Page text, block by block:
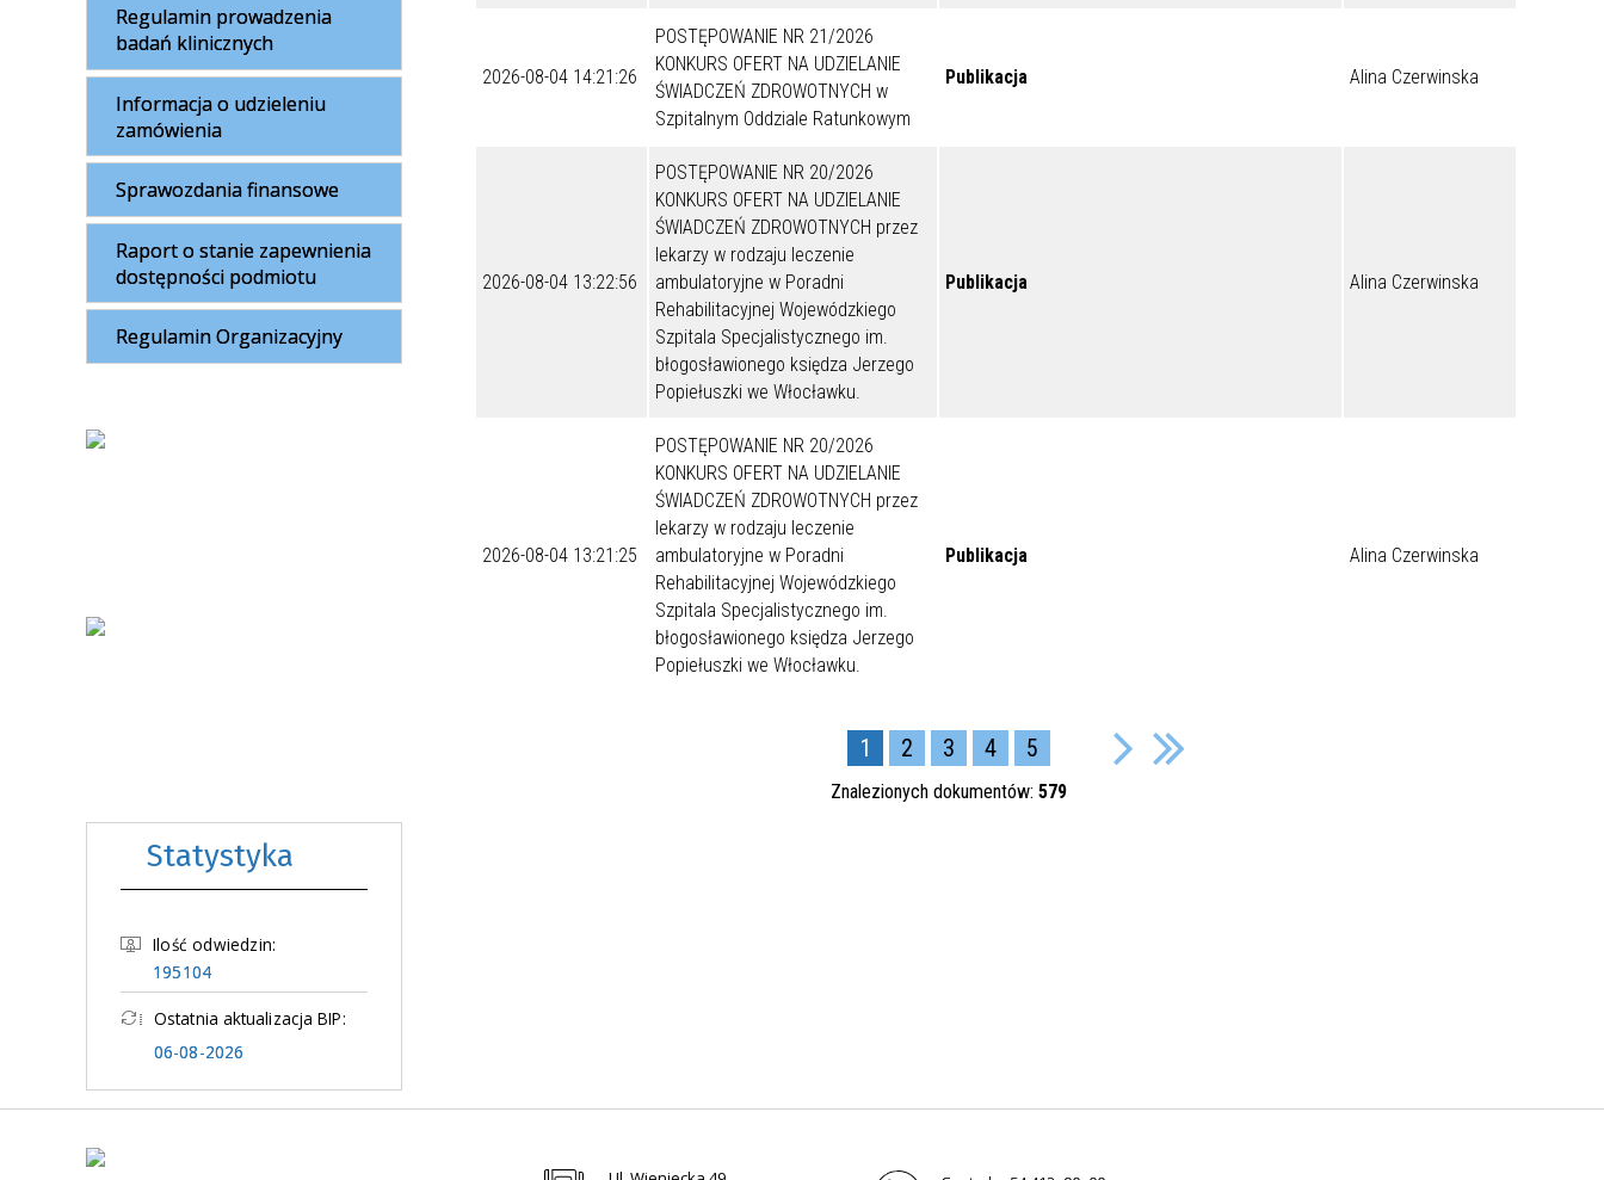
Regulamin prowadzenia
badań klinicznych
Informacja o udzieleniu
zamówienia
Sprawozdania finansowe
Raport o stanie zapewnienia
dostępności podmiotu
Regulamin Organizacyjny
Statystyka
Ilość odwiedzin:
195104
Ostatnia aktualizacja BIP:
06-08-2026
2026-08-04 14:21:26
POSTĘPOWANIE NR 21/2026
KONKURS OFERT NA UDZIELANIE
ŚWIADCZEŃ ZDROWOTNYCH w
Szpitalnym Oddziale Ratunkowym
Publikacja Alina Czerwinska
2026-08-04 13:22:56
POSTĘPOWANIE NR 20/2026
KONKURS OFERT NA UDZIELANIE
ŚWIADCZEŃ ZDROWOTNYCH przez
lekarzy w rodzaju leczenie
ambulatoryjne w Poradni
Rehabilitacyjnej Wojewódzkiego
Szpitala Specjalistycznego im.
błogosławionego księdza Jerzego
Popiełuszki we Włocławku.
Publikacja Alina Czerwinska
2026-08-04 13:21:25
POSTĘPOWANIE NR 20/2026
KONKURS OFERT NA UDZIELANIE
ŚWIADCZEŃ ZDROWOTNYCH przez
lekarzy w rodzaju leczenie
ambulatoryjne w Poradni
Rehabilitacyjnej Wojewódzkiego
Szpitala Specjalistycznego im.
błogosławionego księdza Jerzego
Popiełuszki we Włocławku.
Publikacja Alina Czerwinska
1 2 3 4 5
Znalezionych dokumentów: 579